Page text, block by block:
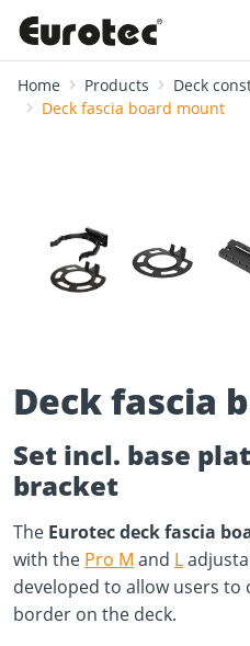
Home Products
Deck
Deck fascia board mount
Deck fascia
Set incl. base
bracket
The Eurotec deck fascia
with the Pro M and L
developed to allow users to
border on the deck.